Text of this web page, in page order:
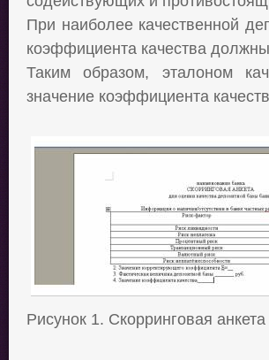
При наиболее качественной
коэффициента качества
Таким образом, эталоном
значение коэффициента
Рисунок 1. Скорринговая анкета